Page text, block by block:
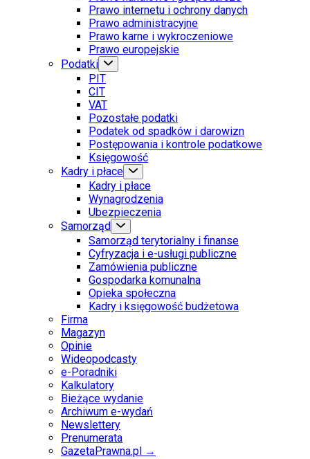
Prawo internetu i ochrony danych
Prawo administracyjne
Prawo karne i wykroczeniowe
Prawo europejskie
Podatki
PIT
CIT
VAT
Pozostałe podatki
Podatek od spadków i darowizn
Postępowania i kontrole podatkowe
Księgowość
Kadry i płace
Kadry i płace
Wynagrodzenia
Ubezpieczenia
Samorząd
Samorząd terytorialny i finanse
Cyfryzacja i e-usługi publiczne
Zamówienia publiczne
Gospodarka komunalna
Opieka społeczna
Kadry i księgowość budżetowa
Firma
Magazyn
Opinie
Wideopodcasty
e-Poradniki
Kalkulatory
Bieżące wydanie
Archiwum e-wydań
Newslettery
Prenumerata
GazetaPrawna.pl →